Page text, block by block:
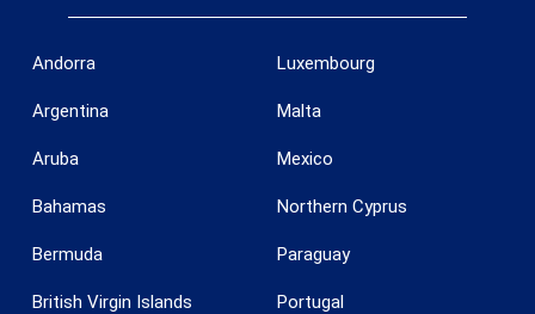
Andorra
Argentina
Aruba
Bahamas
Bermuda
British Virgin Islands
Luxembourg
Malta
Mexico
Northern Cyprus
Paraguay
Portugal